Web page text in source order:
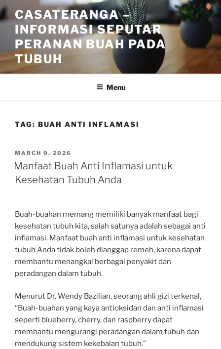
Skip
to
content
CASATERANGA –
INFORMASI SEPUTAR
PERANAN BUAH PADA
TUBUH
Menu
TAG: BUAH ANTI INFLAMASI
POSTED
ON
MARCH 9, 2026
Manfaat Buah Anti Inflamasi untuk
Kesehatan Tubuh Anda
Buah-buahan memang memiliki banyak manfaat bagi
kesehatan tubuh kita, salah satunya adalah sebagai anti
inflamasi. Manfaat buah anti inflamasi untuk kesehatan
tubuh Anda tidak boleh dianggap remeh, karena dapat
membantu menangkal berbagai penyakit dan
peradangan dalam tubuh.
Menurut Dr. Wendy Bazilian, seorang ahli gizi terkenal,
“Buah-buahan yang kaya antioksidan dan anti inflamasi
seperti blueberry, cherry, dan raspberry dapat
membantu mengurangi peradangan dalam tubuh dan
mendukung sistem kekebalan tubuh.”